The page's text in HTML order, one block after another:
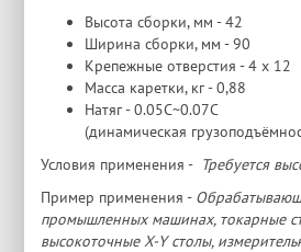
Высота сборки, мм - 42
Ширина сборки, мм - 90
Крепежные отверстия - 4 х 12
Масса каретки, кг - 0,88
Натяг - 0.05C~0.07C
(динамическая
Условия применения - Требуется
Пример применения -
промышленных машинах, токарные
высокоточные X-Y столы,